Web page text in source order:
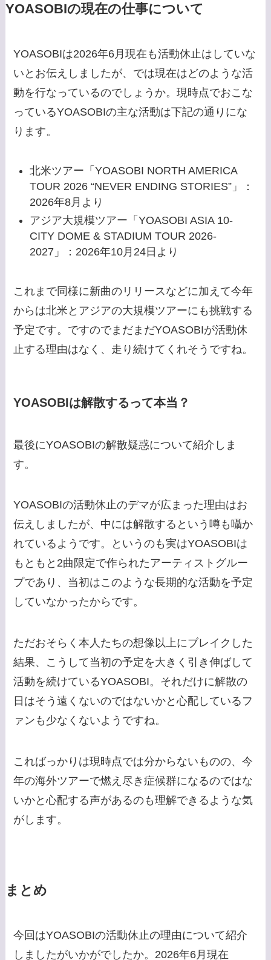
YOASOBIの現在の仕事について
YOASOBIは2026年6月現在も活動休止はしていな
いとお伝えしましたが、では現在はどのような活
動を行なっているのでしょうか。現時点でおこな
っているYOASOBIの主な活動は下記の通りにな
ります。
北米ツアー「YOASOBI NORTH AMERICA
TOUR 2026 “NEVER ENDING STORIES”」：
2026年8月より
アジア大規模ツアー「YOASOBI ASIA 10-
CITY DOME & STADIUM TOUR 2026-
2027」：2026年10月24日より
これまで同様に新曲のリリースなどに加えて今年
からは北米とアジアの大規模ツアーにも挑戦する
予定です。ですのでまだまだYOASOBIが活動休
止する理由はなく、走り続けてくれそうですね。
YOASOBIは解散するって本当？
最後にYOASOBIの解散疑惑について紹介しま
す。
YOASOBIの活動休止のデマが広まった理由はお
伝えしましたが、中には解散するという噂も囁か
れているようです。というのも実はYOASOBIは
もともと2曲限定で作られたアーティストグルー
プであり、当初はこのような長期的な活動を予定
していなかったからです。
ただおそらく本人たちの想像以上にブレイクした
結果、こうして当初の予定を大きく引き伸ばして
活動を続けているYOASOBI。それだけに解散の
日はそう遠くないのではないかと心配しているフ
ァンも少なくないようですね。
こればっかりは現時点では分からないものの、今
年の海外ツアーで燃え尽き症候群になるのではな
いかと心配する声があるのも理解できるような気
がします。
まとめ
今回はYOASOBIの活動休止の理由について紹介
しましたがいかがでしたか。2026年6月現在